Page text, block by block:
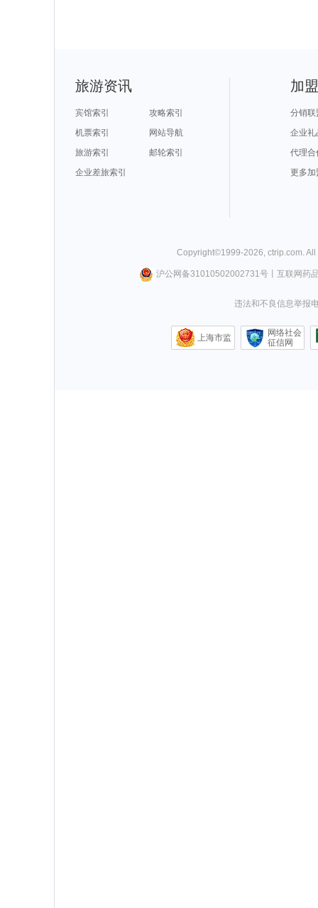
旅游资讯
宾馆索引
攻略索引
机票索引
网站导航
旅游索引
邮轮索引
企业差旅索引
加
分销联
企业礼
代理合
更多加
Copyright©1999-2026 ctrip.com .
沪公网备31010502002731号丨 互联网药
违法和不良信息举报
上海市监
网络社会
征信网